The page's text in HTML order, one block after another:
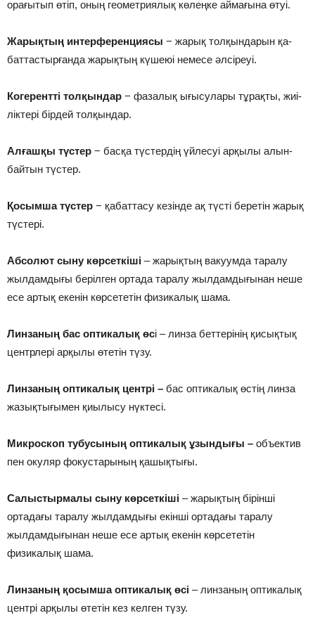
орағытып өтіп, оның гео­мет­рия­лық кө­лең­ке ай­ма­ғы­на өтуі.
Жа­рық­тың ин­тер­фе­рен­ция­сы − жа­рық тол­қын­да­рын қа­
бат­тас­тырған­да жа­рық­тың кү­шеюі не­ме­се әл­сі­реуі.
Ко­ге­ре­нт­ті тол­қын­дар − фа­за­лық ығы­су­ла­ры тұ­рақ­ты, жиі­
лік­те­рі бір­дей тол­қын­дар.
Ал­ғаш­қы түс­тер − бас­қа түс­тер­дің үй­ле­суі ар­қы­лы алын­
бай­тын түс­тер.
Қо­сым­ша түс­тер − қабаттасу ке­зін­де ақ түс­ті бе­ре­тін жа­рық
түс­те­рі.
Аб­со­лют сы­ну көр­сет­кі­ші – жарықтың вакуумда таралу
жылдамдығы берілген ортада таралу жылдамдығынан неше
есе артық екенін көрсететін физикалық шама.
Лин­за­ның бас оп­ти­ка­лық өсі – линза беттерінің қисықтық
центрлері арқылы өтетін түзу.
Лин­за­ның оп­ти­ка­лық цент­рі – бас оптикалық өстің линза
жазықтығымен қиылысу нүктесі.
Мик­рос­коп ту­бу­сы­ның оп­ти­ка­лық ұзын­ды­ғы – объектив
пен окуляр фокустарының қашықтығы.
Са­лыс­тыр­ма­лы сы­ну көр­сет­кі­ші – жарықтың бірінші
ортадағы таралу жылдамдығы екінші ортадағы таралу
жылдамдығынан неше есе артық екенін көрсететін
физикалық шама.
Лин­за­ның қо­сым­ша оп­ти­ка­лық өсі – линзаның оптикалық
центрі арқылы өтетін кез келген түзу.